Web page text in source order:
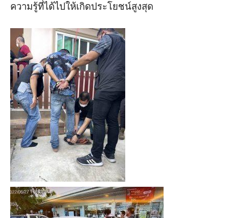
ความรู้ที่ได้ไปให้เกิดประโยชน์สูงสุด